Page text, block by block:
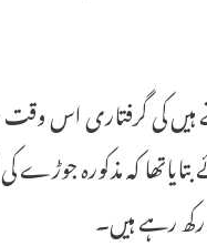
کی گرفتاری اس وقت
کہ مذکورہ جوڑے
رہے ہیں۔